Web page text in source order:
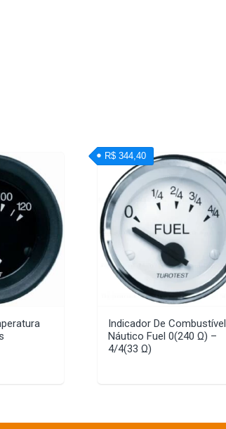
Indicador De Combustível
Náutico Fuel 0(240 Ω) –
4/4(33 Ω)
R$ 344,40